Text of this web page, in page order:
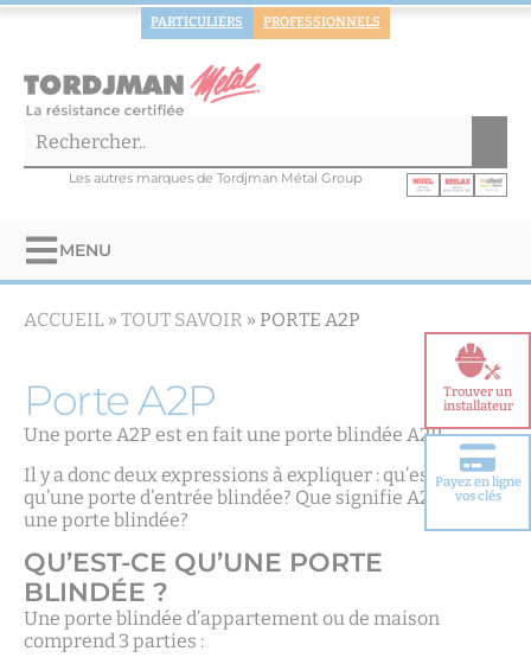
PARTICULIERS PROFESSIONNELS
Les autres marques de Tordjman Métal Group
MENU
Trouver un
installateur
Choisir votre
Payez en ligne
vos clés
ACCUEIL » TOUT SAVOIR » PORTE A2P
Porte A2P
Une porte A2P est en fait une porte blindée A2P.
Il y a donc deux expressions à expliquer : qu’est-ce
qu’une porte d’entrée blindée? Que signifie A2P pour
une porte blindée?
QU’EST-CE QU’UNE PORTE
BLINDÉE ?
Une porte blindée d’appartement ou de maison
comprend 3 parties :